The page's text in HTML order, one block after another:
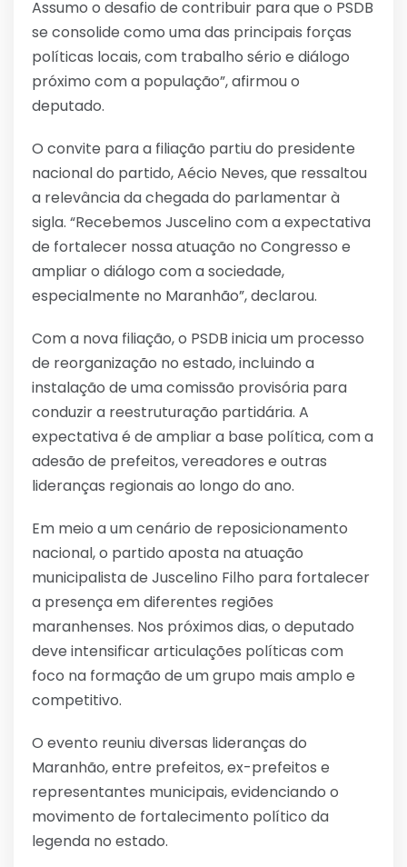
Assumo o desafio de contribuir para que o PSDB
se consolide como uma das principais forças
políticas locais, com trabalho sério e diálogo
próximo com a população”, afirmou o
deputado.
O convite para a filiação partiu do presidente
nacional do partido, Aécio Neves, que ressaltou
a relevância da chegada do parlamentar à
sigla. “Recebemos Juscelino com a expectativa
de fortalecer nossa atuação no Congresso e
ampliar o diálogo com a sociedade,
especialmente no Maranhão”, declarou.
Com a nova filiação, o PSDB inicia um processo
de reorganização no estado, incluindo a
instalação de uma comissão provisória para
conduzir a reestruturação partidária. A
expectativa é de ampliar a base política, com a
adesão de prefeitos, vereadores e outras
lideranças regionais ao longo do ano.
Em meio a um cenário de reposicionamento
nacional, o partido aposta na atuação
municipalista de Juscelino Filho para fortalecer
a presença em diferentes regiões
maranhenses. Nos próximos dias, o deputado
deve intensificar articulações políticas com
foco na formação de um grupo mais amplo e
competitivo.
O evento reuniu diversas lideranças do
Maranhão, entre prefeitos, ex-prefeitos e
representantes municipais, evidenciando o
movimento de fortalecimento político da
legenda no estado.